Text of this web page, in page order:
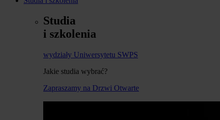
Studia
i szkolenia
wydziały Uniwersytetu SWPS
Jakie studia wybrać?
Zapraszamy na Drzwi Otwarte